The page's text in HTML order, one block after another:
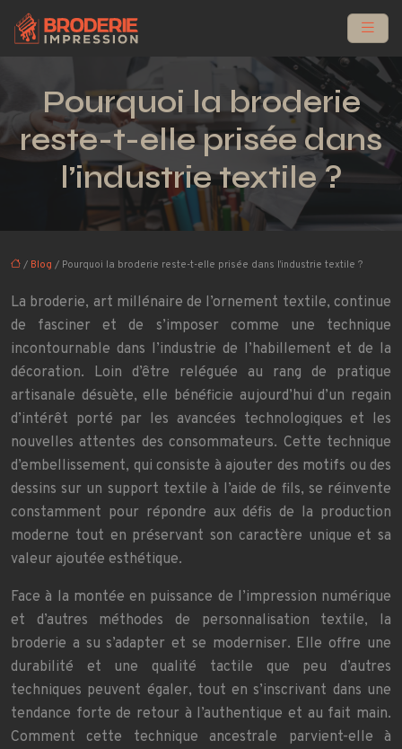
Pourquoi la broderie
reste-t-elle prisée dans
l’industrie textile ?
/ Blog / Pourquoi la broderie reste-t-elle prisée dans l’industrie textile ?
La broderie, art millénaire de l’ornement textile, continue
de fasciner et de s’imposer comme une technique
incontournable dans l’industrie de l’habillement et de la
décoration. Loin d’être reléguée au rang de pratique
artisanale désuète, elle bénéficie aujourd’hui d’un regain
d’intérêt porté par les avancées technologiques et les
nouvelles attentes des consommateurs. Cette technique
d’embellissement, qui consiste à ajouter des motifs ou des
dessins sur un support textile à l’aide de fils, se réinvente
constamment pour répondre aux défis de la production
moderne tout en préservant son caractère unique et sa
valeur ajoutée esthétique.
Face à la montée en puissance de l’impression numérique
et d’autres méthodes de personnalisation textile, la
broderie a su s’adapter et se moderniser. Elle offre une
durabilité et une qualité tactile que peu d’autres
techniques peuvent égaler, tout en s’inscrivant dans une
tendance forte de retour à l’authentique et au fait main.
Comment cette technique ancestrale parvient-elle à